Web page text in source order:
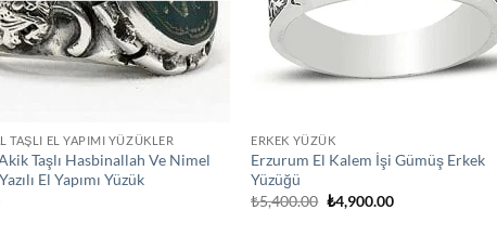
TAŞLI EL YAPIMI YÜZÜKLER
Taşlı Hasbinallah Ve Nimel
El Yapımı Yüzük
ERKEK YÜZÜK
Erzurum El Kalem İşi Gümüş Erkek
Yüzüğü
₺5,400.00 Orijinal
fiyat:
₺4,900.00Şu